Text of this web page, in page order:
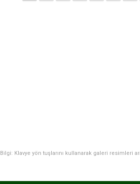
Bilgi: Klavye yön tuşlarını kullanarak galeri resimleri